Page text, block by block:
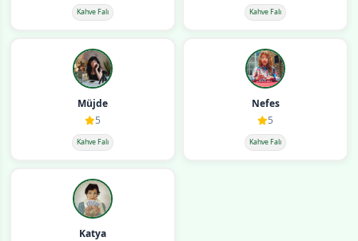
Kahve Falı Kahve Falı
Müjde
5
Kahve Falı
Nefes
5
Kahve Falı
Katya